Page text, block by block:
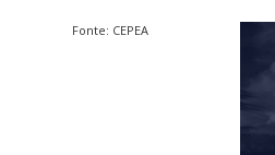
Fonte: CEPEA